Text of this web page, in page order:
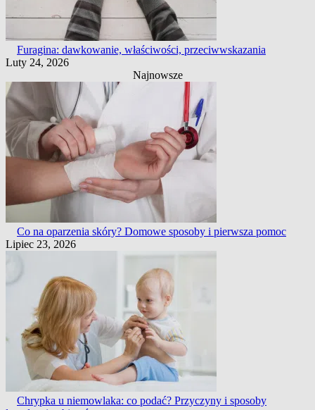
Furagina: dawkowanie, właściwości, przeciwwskazania
Luty 24, 2026
Najnowsze
Co na oparzenia skóry? Domowe sposoby i pierwsza pomoc
Lipiec 23, 2026
Chrypka u niemowlaka: co podać? Przyczyny i sposoby